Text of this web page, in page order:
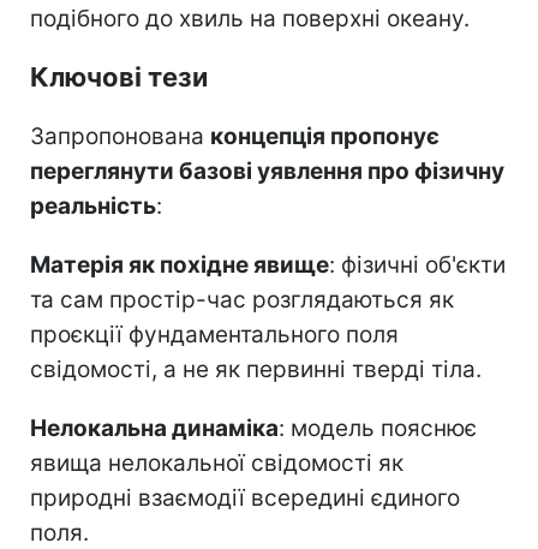
подібного до хвиль на поверхні океану.
Ключові тези
Запропонована концепція пропонує
переглянути базові уявлення про фізичну
реальність:
Матерія як похідне явище: фізичні об'єкти
та сам простір-час розглядаються як
проєкції фундаментального поля
свідомості, а не як первинні тверді тіла.
Нелокальна динаміка: модель пояснює
явища нелокальної свідомості як
природні взаємодії всередині єдиного
поля.